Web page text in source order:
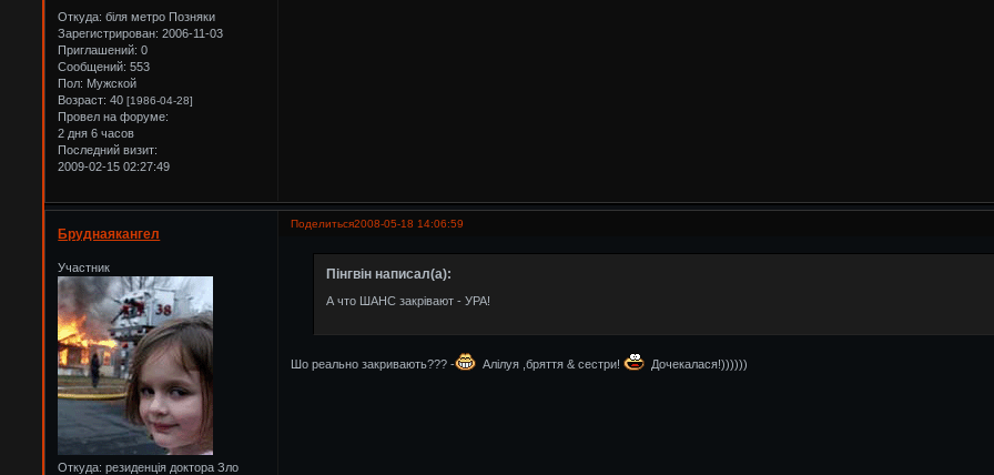
Откуда: біля метро Позняки
Зарегистрирован: 2006-11-03
Приглашений: 0
Сообщений: 553
Пол: Мужской
Возраст: 40[1986-04-28]
Провел на форуме:
2 дня 6 часов
Последний визит:
2009-02-15 02:27:49
Поделиться2008-05-18 14:06:59
Бруднаякангел
Участник
Откуда: резиденція доктора Зло
Пінгвін написал(а):
А что ШАНС закрівают - УРА!
Шо реально закривають??? - Алілуя ,бряття & сестри! Дочекалася!))))))